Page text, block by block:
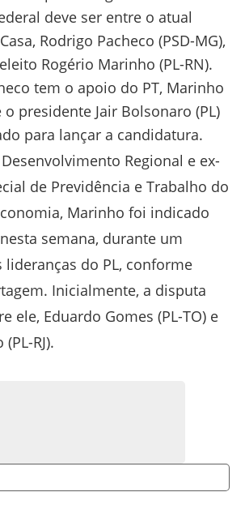
deve ser entre o atual
Rodrigo Pacheco (PSD-MG),
Rogério Marinho (PL-RN).
tem o apoio do PT, Marinho
presidente Jair Bolsonaro (PL)
para lançar a candidatura.
Regional e ex-
de Previdência e Trabalho do
Marinho foi indicado
semana, durante um
lideranças do PL, conforme
Inicialmente, a disputa
ele, Eduardo Gomes (PL-TO) e
RJ).